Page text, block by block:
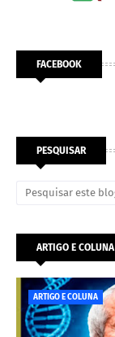
FACEBOOK
PESQUISAR
ARTIGO E COLUNA
ARTIGO E COLUNA